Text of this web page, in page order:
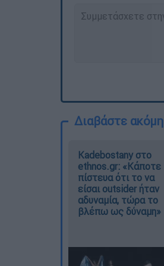
Διαβάστε ακόμη
Kadebostany στο
ethnos.gr: «Κάποτε
πίστευα ότι το να
είσαι outsider ήταν
αδυναμία, τώρα το
βλέπω ως δύναμη»